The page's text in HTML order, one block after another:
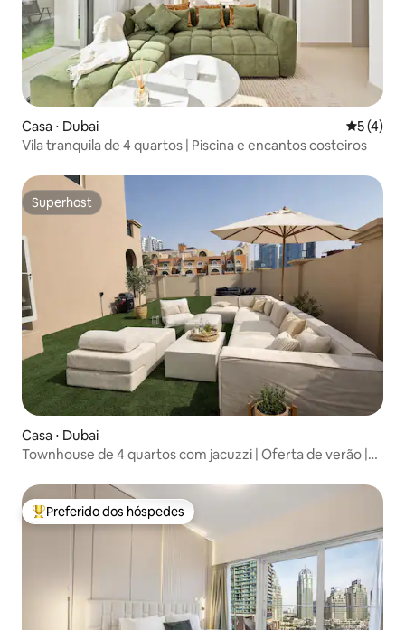
Casa ⋅ Dubai 5 de
5 (4)
Vila tranquila de 4 quartos | Piscina e encantos costeiros
Superhost
Superhost
Casa ⋅ Dubai
Townhouse de 4 quartos com jacuzzi | Oferta de verão |
Entre os melhores preferidos dos hóspedes
Preferido dos hóspedes